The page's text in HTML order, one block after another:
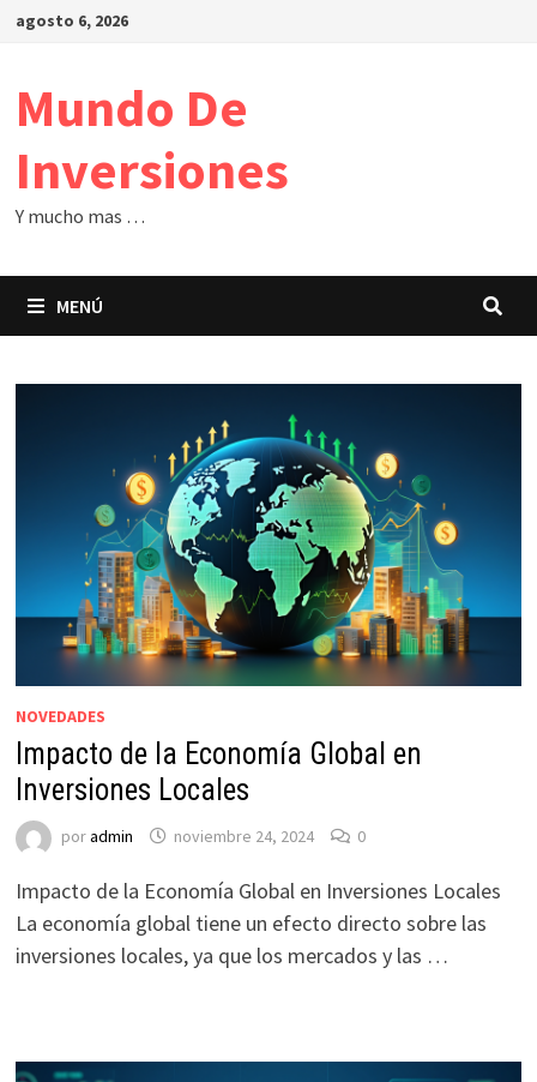
Saltar
agosto 6, 2026
Mundo De
Inversiones
Y mucho mas …
MENÚ
NOVEDADES
Impacto de la Economía Global en
Inversiones Locales
poradmin noviembre 24, 2024 0
Impacto de la Economía Global en Inversiones Locales
La economía global tiene un efecto directo sobre las
inversiones locales, ya que los mercados y las …